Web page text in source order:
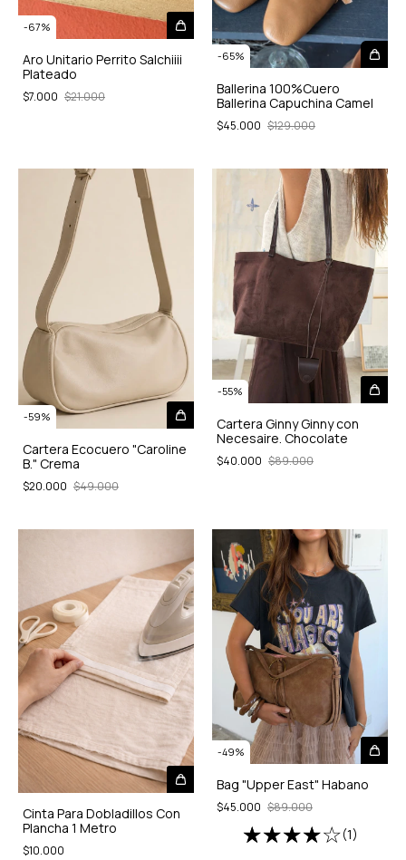
-67%
Aro Unitario Perrito Salchiiii
Plateado
$7.000 $21.000
-65%
Ballerina 100%Cuero
Ballerina Capuchina Camel
$45.000 $129.000
-59%
Cartera Ecocuero "Caroline
B." Crema
$20.000 $49.000
-55%
Cartera Ginny Ginny con
Necesaire. Chocolate
$40.000 $89.000
Cinta Para Dobladillos Con
Plancha 1 Metro
$10.000
-49%
Bag "Upper East" Habano
$45.000 $89.000
(1)